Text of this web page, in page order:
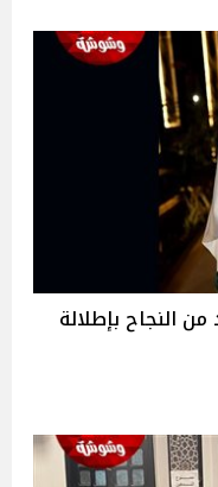
النجاح بإطلالة